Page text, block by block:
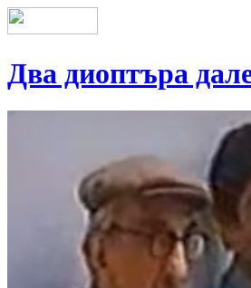
Два диоптъра